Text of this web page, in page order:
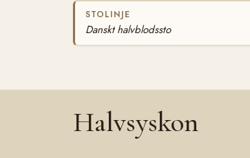
STOLINJE
Danskt halvblodssto
Halvsyskon